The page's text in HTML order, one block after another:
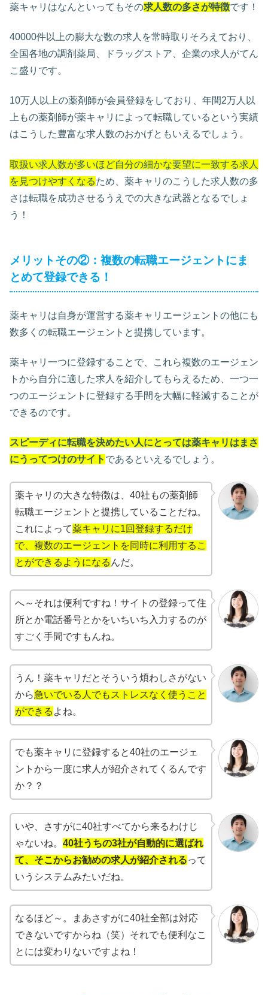
薬キャリはなんといってもその求人数の多さが特徴です！
40000件以上の膨大な数の求人を常時取りそろえており、
全国各地の調剤薬局、ドラッグストア、企業の求人がてん
こ盛りです。
10万人以上の薬剤師が会員登録をしており、年間2万人以
上もの薬剤師が薬キャリによって転職しているという実績
はこうした豊富な求人数のおかげともいえるでしょう。
取扱い求人数が多いほど自分の細かな要望に一致する求人
を見つけやすくなるため、薬キャリのこうした求人数の多
さは転職を成功させるうえでの大きな武器となるでしょ
う！
メリットその②：複数の転職エージェントにま
とめて登録できる！
薬キャリは自身が運営する薬キャリエージェントの他にも
数多くの転職エージェントと提携しています。
薬キャリ一つに登録することで、これら複数のエージェン
トから自分に適した求人を紹介してもらえるため、一つ一
つのエージェントに登録する手間を大幅に軽減することが
できるのです。
スピーディに転職を決めたい人にとっては薬キャリはまさ
にうってつけのサイト であるといえるでしょう。
薬キャリの大きな特徴は、40社もの薬剤師
転職エージェントと提携していることだね。
これによって薬キャリに1回登録するだけ
で、複数のエージェントを同時に利用するこ
とができるようになる んだ。
へ～それは便利ですね！サイトの登録って住
所とか電話番号とかをいちいち入力するのが
すごく手間ですもんね。
うん！薬キャリだとそういう煩わしさがない
から急いでいる人でもストレスなく使うこと
ができる よね。
でも薬キャリに登録すると40社のエージェ
ントから一度に求人が紹介されてくるんです
か？？
いや、さすがに40社すべてから来るわけじ
ゃないね。 40社うちの3社が自動的に選ばれ
て、そこからお勧めの求人が紹介されるって
いうシステムみたいだね。
なるほど～。まあさすがに40社全部は対応
できないですからね（笑）それでも便利なこ
とには変わりないですよね！